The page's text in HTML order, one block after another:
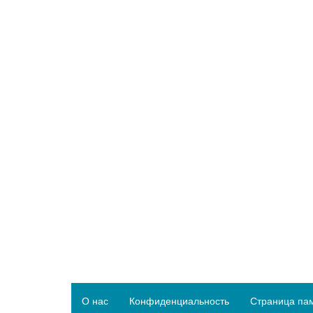
О нас Конфиденциальность Страница